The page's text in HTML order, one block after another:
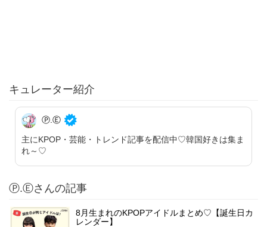
キュレーター紹介
Ⓟ.Ⓔ
主にKPOP・芸能・トレンド記事を配信中♡韓国好きは集ま
れ～♡
Ⓟ.Ⓔさんの記事
8月生まれのKPOPアイドルまとめ♡【誕生日カ
レンダー】